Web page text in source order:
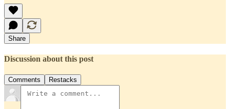
Share
Discussion about this post
Comments Restacks